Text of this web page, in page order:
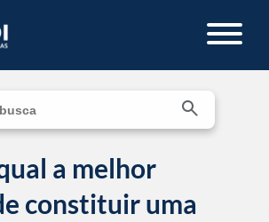
a melhor
constituir uma